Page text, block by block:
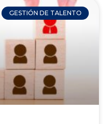
GESTIÓN DE TALENTO